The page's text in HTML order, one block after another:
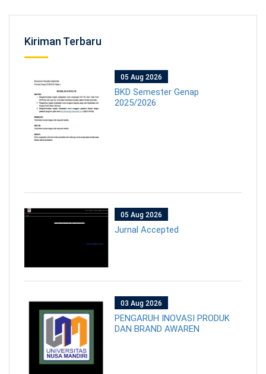
Kiriman Terbaru
05 Aug 2026
BKD Semester Genap
2025/2026
05 Aug 2026
Jurnal Accepted
03 Aug 2026
PENGARUH INOVASI PRODUK
DAN BRAND AWAREN